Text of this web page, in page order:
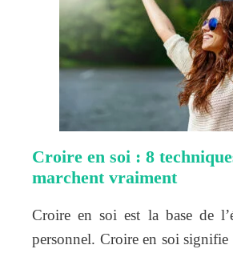
Croire en soi : 8
marchent vraiment
Croire en soi est la base de
personnel. Croire en soi